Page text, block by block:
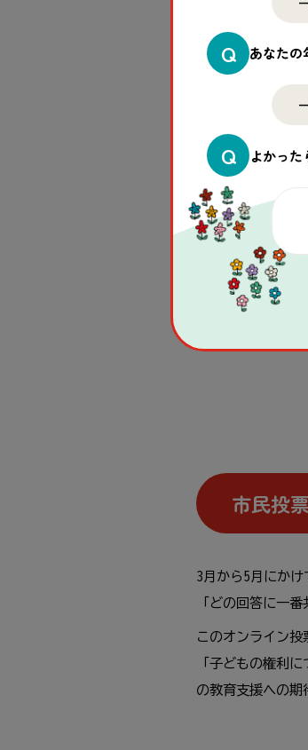
市民投票
3月 から5月 にかけ
「どの回答に一番
このオンライン投
「子どもの権利 に
の教育支援への期
Q あなたの
Q よかっ